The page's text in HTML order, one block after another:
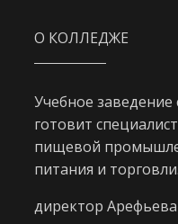
О КОЛЛЕДЖЕ
Учебное заведение
готовит
пищевой
питания и торговли.
директор